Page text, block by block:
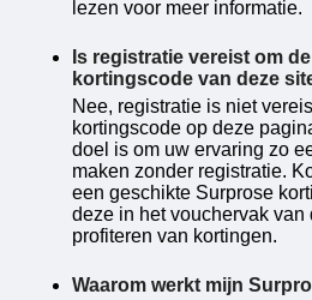
lezen voor meer informatie.
Is registratie vereist om
kortingscode van deze
Nee, registratie is niet
kortingscode op deze
doel is om uw ervaring zo
maken zonder registratie.
een geschikte Surprose
deze in het vouchervak ​​van
profiteren van kortingen.
Waarom werkt mijn